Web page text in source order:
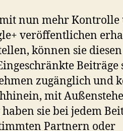
nun mehr Kontrolle
veröffentlichen
können sie
Beiträge
zugänglich und
mit
sie bei jedem
Partnern oder